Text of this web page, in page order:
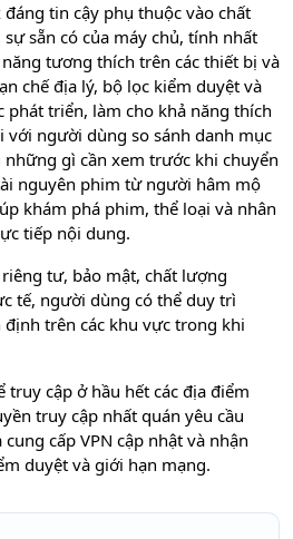
tin cậy phụ thuộc vào chất
sẵn có của máy chủ, tính nhất
tương thích trên các thiết bị và
chế địa lý, bộ lọc kiểm duyệt và
triển, làm cho khả năng thích
người dùng so sánh danh mục
gì cần xem trước khi chuyển
nguyên phim từ người hâm mộ
khám phá phim, thể loại và nhân
tiếp nội dung.
tư, bảo mật, chất lượng
tế, người dùng có thể duy trì
trên các khu vực trong khi
truy cập ở hầu hết các địa điểm
truy cập nhất quán yêu cầu
cấp VPN cập nhật và nhận
duyệt và giới hạn mạng.